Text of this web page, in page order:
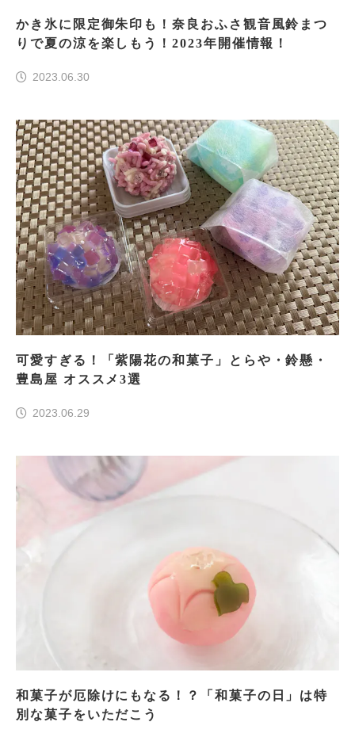
かき氷に限定御朱印も！奈良おふさ観音風鈴まつ
りで夏の涼を楽しもう！2023年開催情報！
2023.06.30
可愛すぎる！「紫陽花の和菓子」とらや・鈴懸・
豊島屋 オススメ3選
2023.06.29
和菓子が厄除けにもなる！？「和菓子の日」は特
別な菓子をいただこう